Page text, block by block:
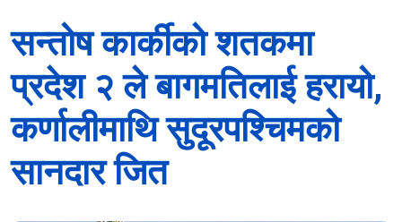
सन्तोष कार्कीको शतकमा
प्रदेश २ ले बागमतिलाई हरायो,
कर्णालीमाथि सुदूरपश्चिमको
सानदार जित